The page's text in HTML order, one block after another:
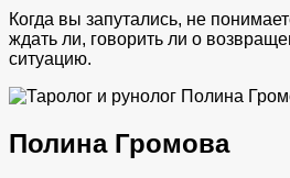
Когда вы запутались, не
ждать ли, говорить ли о
ситуацию.
Полина Громова